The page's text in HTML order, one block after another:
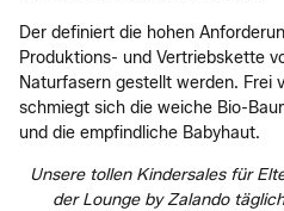
Der definiert die hohen
Produktions- und Vertriebskette
Naturfasern gestellt werden. Frei
schmiegt sich die weiche Bio-
und die empfindliche Babyhaut.
Unsere tollen Kindersales für
der Lounge by Zalando